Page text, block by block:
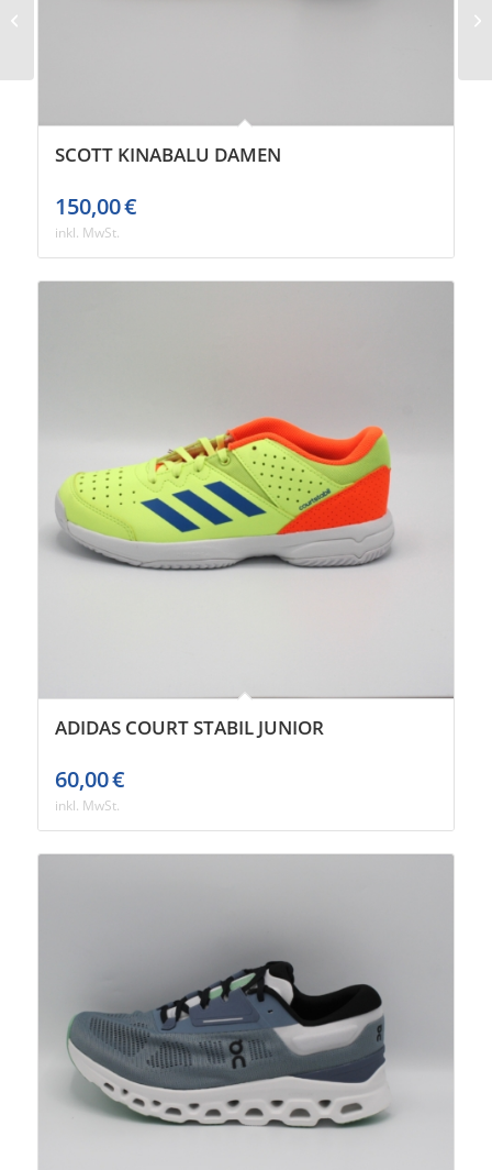
SCOTT KINABALU DAMEN
150,00€
inkl. MwSt.
ADIDAS COURT STABIL JUNIOR
60,00€
inkl. MwSt.